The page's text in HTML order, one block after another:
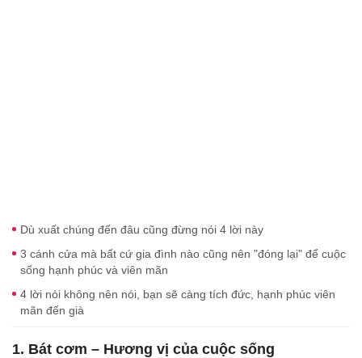
Dù xuất chúng đến đâu cũng đừng nói 4 lời này
3 cánh cửa mà bất cứ gia đình nào cũng nên "đóng lại" để cuộc
sống hạnh phúc và viên mãn
4 lời nói không nên nói, bạn sẽ càng tích đức, hạnh phúc viên
mãn đến già
1. Bát cơm – Hương vị của cuộc sống